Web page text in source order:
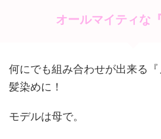
o
k
st
オールマイティな
何にでも組み合わせが出来る
髪染めに！
モデルは母で。